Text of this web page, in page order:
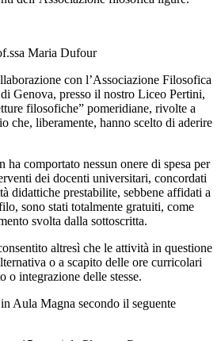
Maria Dufour
con l’Associazione Filosofica
Genova, presso il nostro Liceo Pertini,
filosofiche” pomeridiane, rivolte a
che, liberamente, hanno scelto di aderire
ha comportato nessun onere di spesa per
dei docenti universitari, concordati
didattiche prestabilite, sebbene affidati a
sono stati totalmente gratuiti, come
svolta dalla sottoscritta.
altresì che le attività in questione
o a scapito delle ore curricolari
o integrazione delle stesse.
Aula Magna secondo il seguente